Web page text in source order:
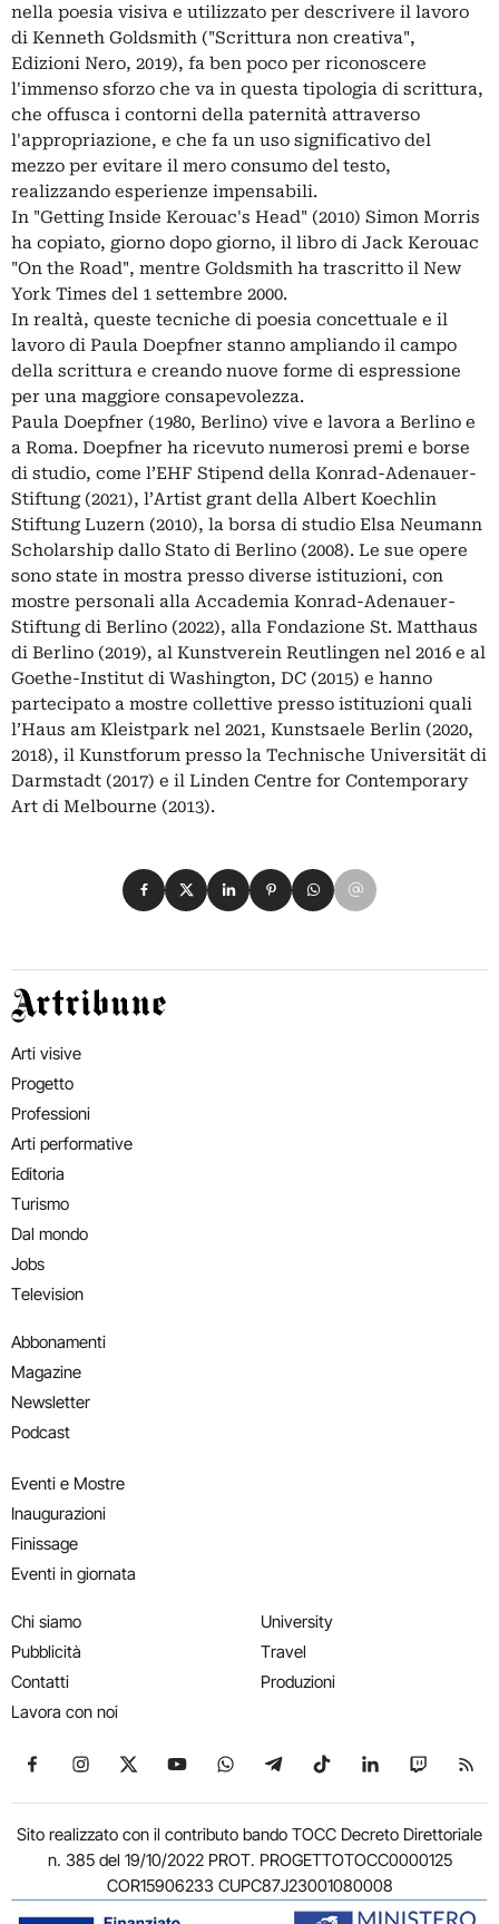
nella poesia visiva e utilizzato per descrivere il lavoro
di Kenneth Goldsmith ("Scrittura non creativa",
Edizioni Nero, 2019), fa ben poco per riconoscere
l'immenso sforzo che va in questa tipologia di scrittura,
che offusca i contorni della paternità attraverso
l'appropriazione, e che fa un uso significativo del
mezzo per evitare il mero consumo del testo,
realizzando esperienze impensabili.
In "Getting Inside Kerouac's Head" (2010) Simon Morris
ha copiato, giorno dopo giorno, il libro di Jack Kerouac
"On the Road", mentre Goldsmith ha trascritto il New
York Times del 1 settembre 2000.
In realtà, queste tecniche di poesia concettuale e il
lavoro di Paula Doepfner stanno ampliando il campo
della scrittura e creando nuove forme di espressione
per una maggiore consapevolezza.
Paula Doepfner (1980, Berlino) vive e lavora a Berlino e
a Roma. Doepfner ha ricevuto numerosi premi e borse
di studio, come l’EHF Stipend della Konrad-Adenauer-
Stiftung (2021), l’Artist grant della Albert Koechlin
Stiftung Luzern (2010), la borsa di studio Elsa Neumann
Scholarship dallo Stato di Berlino (2008). Le sue opere
sono state in mostra presso diverse istituzioni, con
mostre personali alla Accademia Konrad-Adenauer-
Stiftung di Berlino (2022), alla Fondazione St. Matthaus
di Berlino (2019), al Kunstverein Reutlingen nel 2016 e al
Goethe-Institut di Washington, DC (2015) e hanno
partecipato a mostre collettive presso istituzioni quali
l’Haus am Kleistpark nel 2021, Kunstsaele Berlin (2020,
2018), il Kunstforum presso la Technische Universität di
Darmstadt (2017) e il Linden Centre for Contemporary
Art di Melbourne (2013).
Condividi su Facebook
Condividi su X
Condividi su LinkedIn
Condividi su Pinterest
Condividi su WhatsApp
Condividi su Email
Artribune
Arti visive
Progetto
Professioni
Arti performative
Editoria
Turismo
Dal mondo
Jobs
Television
Abbonamenti
Magazine
Newsletter
Podcast
Eventi e Mostre
Inaugurazioni
Finissage
Eventi in giornata
Chi siamo
Pubblicità
Contatti
Lavora con noi
University
Travel
Produzioni
Seguici su Facebook
Seguici su Instagram
Seguici su X
Seguici su YouTube
Seguici su WhatsApp
Seguici su Telegram
Seguici su TikTok
Seguici su
Seguici
Sito realizzato con il contributo bando TOCC Decreto Direttoriale
n. 385 del 19/10/2022 PROT. PROGETTOTOCC0000125
COR15906233 CUPC87J23001080008